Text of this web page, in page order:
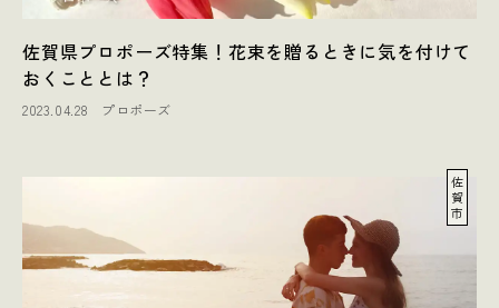
佐賀県プロポーズ特集！花束を贈るときに気を付けて
おくこととは？
2023.04.28 プロポーズ
佐
賀
市